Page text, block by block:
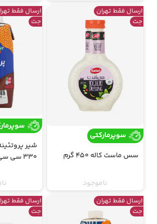
ارسال فقط تهران
جت
سوپرمارکتی
سس ماست کاله 450 گرم
ناموجود
ارسال فقط
جت
شیر
330 سی سی کاله
ارسال فقط تهران
جت
ارسال فقط
جت